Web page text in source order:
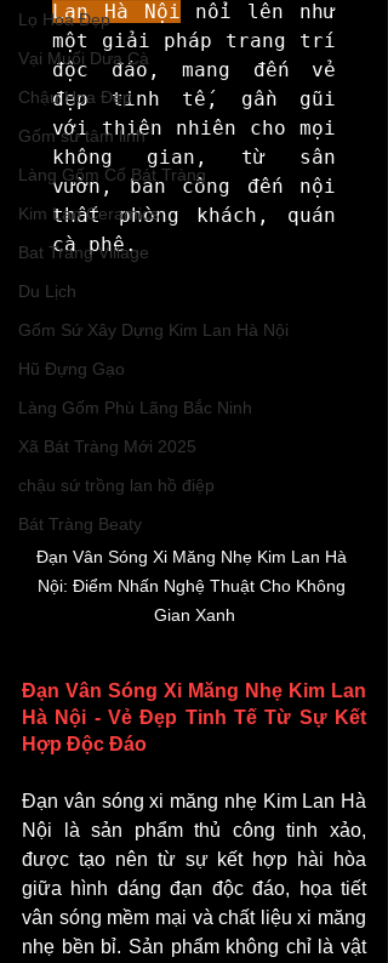
Lọ Hoa Đẹp
Vại Muối Dưa Cà
Chậu Hoa Đẹp
Gốm sứ tâm linh
Làng Gốm Cổ Bát Tràng
Kim Lan Ceramics
Bat Trang Village
Du Lịch
Gốm Sứ Xây Dựng Kim Lan Hà Nội
Hũ Đựng Gạo
Làng Gốm Phù Lãng Bắc Ninh
Xã Bát Tràng Mới 2025
chậu sứ trồng lan hồ điệp
Bát Tràng Beaty
Lan Hà Nội nổi lên như
một giải pháp trang trí
độc đáo, mang đến vẻ
đẹp tinh tế, gần gũi
với thiên nhiên cho mọi
không gian, từ sân
vườn, ban công đến nội
thất phòng khách, quán
cà phê.
Đạn Vân Sóng Xi Măng Nhẹ Kim Lan Hà
Nội: Điểm Nhấn Nghệ Thuật Cho Không
Gian Xanh
Đạn Vân Sóng Xi Măng Nhẹ Kim Lan
Hà Nội - Vẻ Đẹp Tinh Tế Từ Sự Kết
Hợp Độc Đáo
Đạn vân sóng xi măng nhẹ Kim Lan Hà
Nội là sản phẩm thủ công tinh xảo,
được tạo nên từ sự kết hợp hài hòa
giữa hình dáng đạn độc đáo, họa tiết
vân sóng mềm mại và chất liệu xi măng
nhẹ bền bỉ. Sản phẩm không chỉ là vật